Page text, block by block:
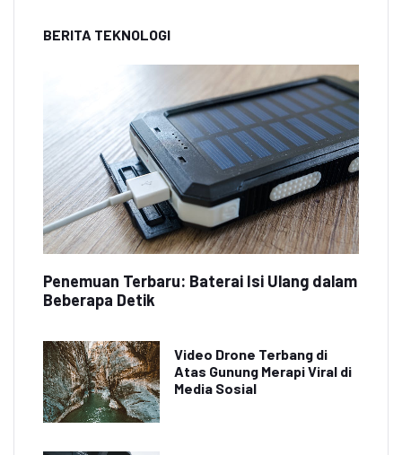
BERITA TEKNOLOGI
Penemuan Terbaru: Baterai Isi Ulang dalam
Beberapa Detik
Video Drone Terbang di
Atas Gunung Merapi Viral di
Media Sosial